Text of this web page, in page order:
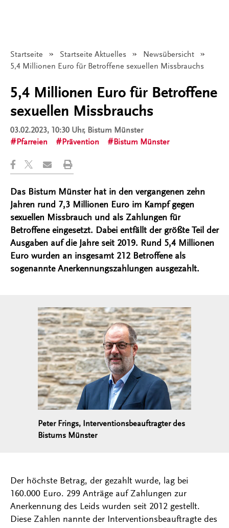
Startseite Startseite Aktuelles
Newsübersicht
Angezeigt:
5,4 Millionen Euro für Betroffene sexuellen Missbrauchs
5,4 Millionen Euro für Betroffene
sexuellen Missbrauchs
03.02.2023, 10:30 Uhr, Bistum Münster
Pfarreien
Prävention Bistum Münster
Das Bistum Münster hat in den vergangenen zehn
Jahren rund 7,3 Millionen Euro im Kampf gegen
sexuellen Missbrauch und als Zahlungen für
Betroffene eingesetzt. Dabei entfällt der größte Teil der
Ausgaben auf die Jahre seit 2019. Rund 5,4 Millionen
Euro wurden an insgesamt 212 Betroffene als
sogenannte Anerkennungszahlungen ausgezahlt.
Peter Frings, Interventionsbeauftragter des
Bistums Münster
Der höchste Betrag, der gezahlt wurde, lag bei
160.000 Euro. 299 Anträge auf Zahlungen zur
Anerkennung des Leids wurden seit 2012 gestellt.
Diese Zahlen nannte der Interventionsbeauftragte des